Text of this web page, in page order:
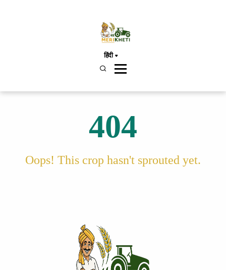
हिंदी
404
Oops! This crop hasn't sprouted yet.